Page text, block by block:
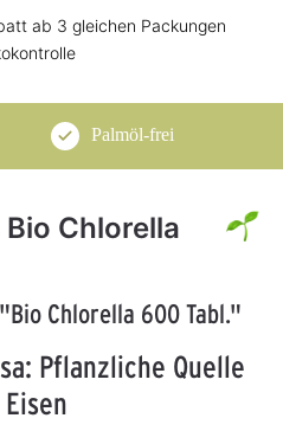
Palmöl-frei
Chlorella
Chlorella 600 Tabl."
Pflanzliche Quelle